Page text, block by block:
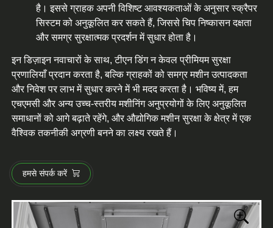
है। इससे ग्राहक अपनी विशिष्ट आवश्यकताओं के अनुसार स्क्रैपर
सिस्टम को अनुकूलित कर सकते हैं, जिससे चिप निष्कासन दक्षता
और समग्र सुरक्षात्मक प्रदर्शन में सुधार होता है।
इन डिज़ाइन नवाचारों के साथ, टीएन डिंग न केवल प्रीमियम सुरक्षा
प्रणालियाँ प्रदान करता है, बल्कि ग्राहकों को समग्र मशीन उत्पादकता
और निवेश पर लाभ में सुधार करने में भी मदद करता है। भविष्य में, हम
एचएमसी और अन्य उच्च-स्तरीय मशीनिंग अनुप्रयोगों के लिए अनुकूलित
समाधानों को आगे बढ़ाते रहेंगे, और औद्योगिक मशीन सुरक्षा के क्षेत्र में एक
वैश्विक तकनीकी अग्रणी बनने का लक्ष्य रखते हैं।
हमसे संपर्क करें